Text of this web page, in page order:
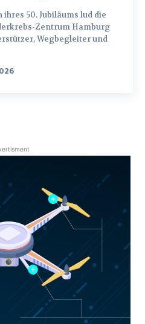
Zentrum Hamburg
Wegbegleiter und